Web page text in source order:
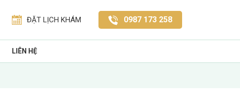
ĐẶT LỊCH KHÁM 0987 173 258
LIÊN HỆ